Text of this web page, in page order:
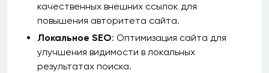
качественных внешних ссылок для
повышения авторитета сайта.
Локальное SEO: Оптимизация сайта для
улучшения видимости в локальных
результатах поиска.